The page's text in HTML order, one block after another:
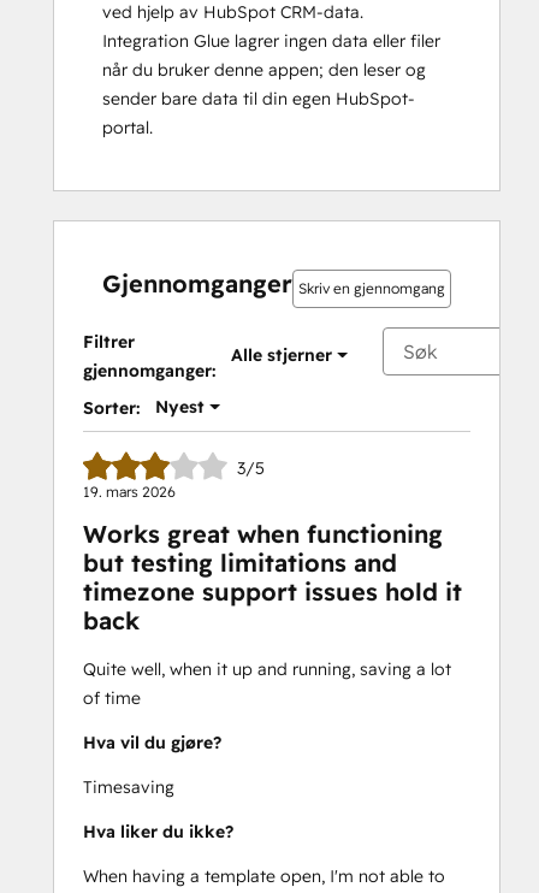
ved hjelp av HubSpot CRM-data.
Integration Glue lagrer ingen data eller filer
når du bruker denne appen; den leser og
sender bare data til din egen HubSpot-
portal.
Gjennomganger Skriv en gjennomgang
Filtrer
gjennomganger:
Alle stjerner
Sorter: Nyest
3/5
19. mars 2026
Works great when functioning
but testing limitations and
timezone support issues hold it
back
Quite well, when it up and running, saving a lot
of time
Hva vil du gjøre?
Timesaving
Hva liker du ikke?
When having a template open, I'm not able to